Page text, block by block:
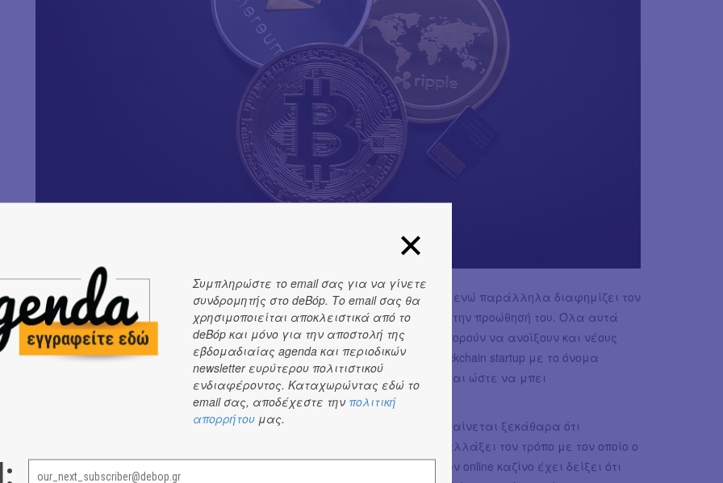
Η streaming πλατφόρμα άλλωστε είναι ένας από τους ιδρυτές του Diem, ενώ παράλληλα διαφημίζει τον
ρόλο του στη δημιουργία του κρυπτονομίσματος και της στρατηγικής για την προώθησή του. Όλα αυτά
υποδηλώνουν μία στροφή της πλατφόρμας σε νέες τεχνολογίες, που μπορούν να ανοίξουν και νέους
ορίζοντες. Πριν από τρία χρόνια, μάλιστα, το Spotify εξαγόρασε μία blockchain startup με το όνομα
Mediachain Labs, με προφανή στόχο να αποκτήσει το όχημα που χρειάζεται ώστε να μπει
βραχυπρόθεσμα στην αγορά των ψηφιακών νομισμάτων.
Δεν είναι η πρώτη απόπειρα του Spotify να μπει σε αυτόν τον χώρο και φαίνεται ξεκάθαρα ότι
ενδιαφέρεται για τον τομέα που ενδεχομένως στο κοντινό μέλλον να αλλάξει τον τρόπο με τον οποίο ο
κόσμος ξοδεύει τα χρήματά του, ιδίως online. Το πετυχημένο πείραμα των online καζίνο έχει δείξει ότι
Συμπληρώστε το email σας για να γίνετε
συνδρομητής στο deBόp. Το email σας θα
χρησιμοποιείται αποκλειστικά από το
deBόp και μόνο για την αποστολή της
εβδομαδιαίας agenda και περιοδικών
newsletter ευρύτερου πολιτιστικού
ενδιαφέροντος. Καταχωρώντας εδώ το
email σας, αποδέχεστε την πολιτική
απορρήτου μας.